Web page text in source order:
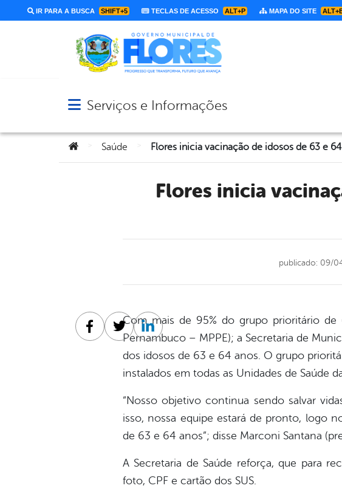
IR PARA A BUSCA SHIFT+5 TECLAS DE ACESSO ALT+P MAPA DO SITE
Abrir menu principal de navegação
Serviços e Informações
Você está aqui:
Saúde
Flores inicia vacinação de idosos de 63 e 64 anos neste
publicado: 09/
Com mais de 95% do grupo prioritário
Pernambuco – MPPE); a Secretaria de
dos idosos de 63 e 64 anos. O grupo
instalados em todas as Unidades de Saúde
“Nosso objetivo continua sendo salvar
isso, nossa equipe estará de pronto, logo
de 63 e 64 anos”; disse Marconi Santana
A Secretaria de Saúde reforça, que para
foto, CPF e cartão dos SUS.
Facebook
TwitterLinkedin